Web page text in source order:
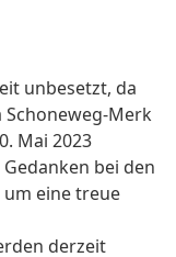
unbesetzt, da
Merk
Mai 2023
bei den
eine treue
derzeit